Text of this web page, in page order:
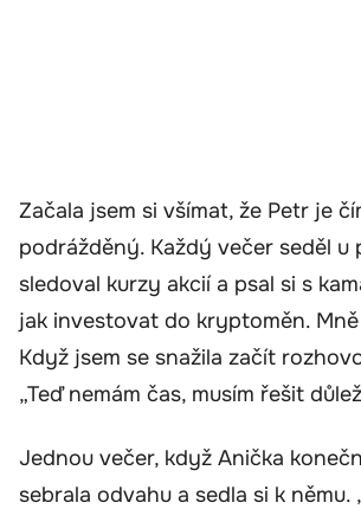
Začala jsem si všímat, že Petr je
podrážděný. Každý večer seděl u
sledoval kurzy akcií a psal si s
jak investovat do kryptoměn.
Když jsem se snažila začít
„Teď nemám čas, musím řešit
Jednou večer, když Anička
sebrala odvahu a sedla si k němu.